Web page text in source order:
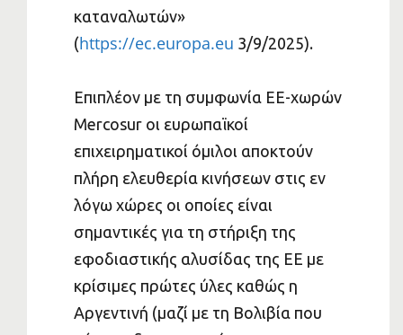
καταναλωτών»
(https://ec.europa.eu 3/9/2025).
Επιπλέον με τη συμφωνία ΕΕ-χωρών
Mercosur οι ευρωπαϊκοί
επιχειρηματικοί όμιλοι αποκτούν
πλήρη ελευθερία κινήσεων στις εν
λόγω χώρες οι οποίες είναι
σημαντικές για τη στήριξη της
εφοδιαστικής αλυσίδας της ΕΕ με
κρίσιμες πρώτες ύλες καθώς η
Αργεντινή (μαζί με τη Βολιβία που